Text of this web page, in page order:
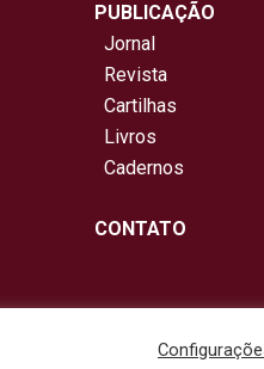
PUBLICAÇÃO
Jornal
Revista
Cartilhas
Livros
Cadernos
CONTATO